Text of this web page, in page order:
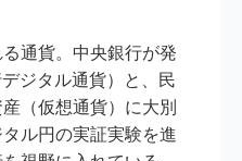
通貨。中央銀行が発
ジタル通貨）と、民
（仮想通貨）に大別
ル円の実証実験を進